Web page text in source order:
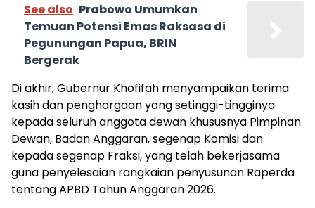
See also Prabowo Umumkan
Temuan Potensi Emas Raksasa di
Pegunungan Papua, BRIN
Bergerak
Di akhir, Gubernur Khofifah menyampaikan terima
kasih dan penghargaan yang setinggi-tingginya
kepada seluruh anggota dewan khususnya Pimpinan
Dewan, Badan Anggaran, segenap Komisi dan
kepada segenap Fraksi, yang telah bekerjasama
guna penyelesaian rangkaian penyusunan Raperda
tentang APBD Tahun Anggaran 2026.